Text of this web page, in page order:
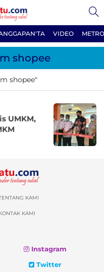
VIDEO
shopee
shopee"
UMKM,
KAMI
KAMI
Instagram
Twitter